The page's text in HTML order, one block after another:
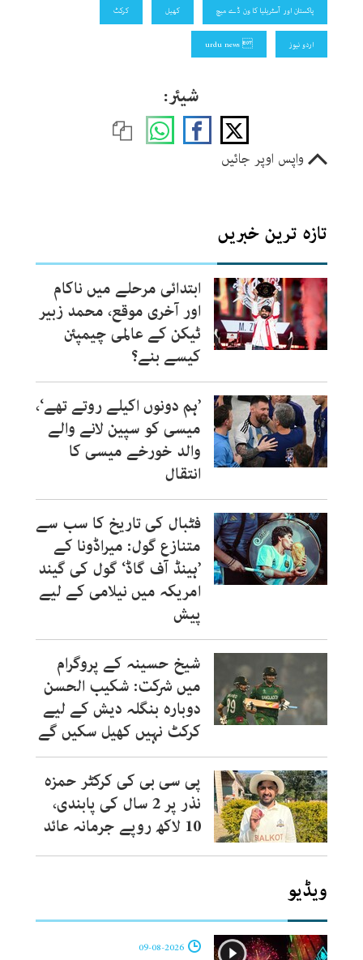
پاکستان اور آسٹریلیا کا ون ڈے میچ کھیل کرکٹ
اردو نیوز  urdu news
شیئر:
واپس اوپر جائیں
تازہ ترین خبریں
ابتدائی مرحلے میں ناکام
اور آخری موقع، محمد زبیر
ٹیکن کے عالمی چیمپئن
کیسے بنے؟
’ہم دونوں اکیلے روتے تھے‘،
میسی کو سپین لانے والے
والد خورخے میسی کا
انتقال
فٹبال کی تاریخ کا سب سے
متنازع گول: میراڈونا کے
’ہینڈ آف گاڈ‘ گول کی گیند
امریکہ میں نیلامی کے لیے
پیش
شیخ حسینہ کے پروگرام
میں شرکت: شکیب الحسن
دوبارہ بنگلہ دیش کے لیے
کرکٹ نہیں کھیل سکیں گے
پی سی بی کی کرکٹر حمزہ
نذر پر 2 سال کی پابندی،
10 لاکھ روپے جرمانہ عائد
ویڈیو